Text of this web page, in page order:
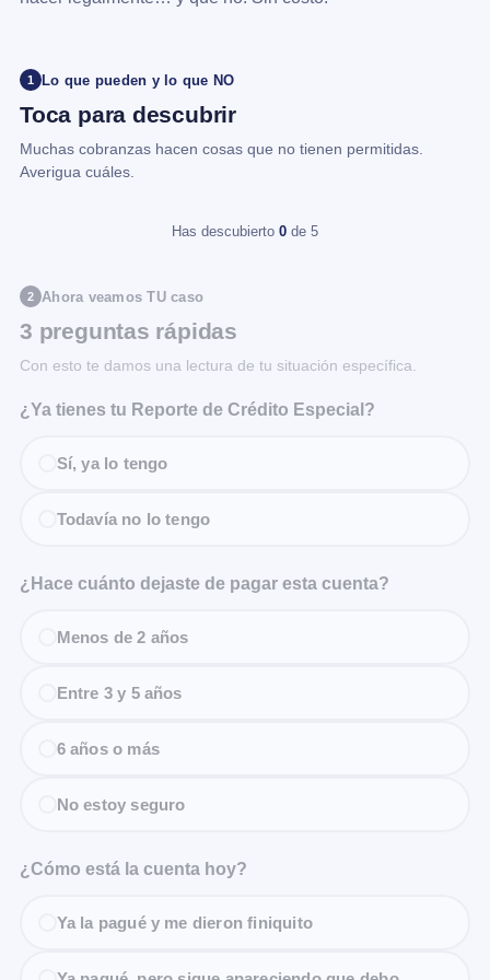
1 Lo que pueden y lo que NO
Toca para descubrir
Muchas cobranzas hacen cosas que no tienen permitidas.
Averigua cuáles.
Has descubierto 0 de 5
2 Ahora veamos TU caso
3 preguntas rápidas
Con esto te damos una lectura de tu situación específica.
¿Ya tienes tu Reporte de Crédito Especial?
Sí, ya lo tengo
Todavía no lo tengo
¿Hace cuánto dejaste de pagar esta cuenta?
Menos de 2 años
Entre 3 y 5 años
6 años o más
No estoy seguro
¿Cómo está la cuenta hoy?
Ya la pagué y me dieron finiquito